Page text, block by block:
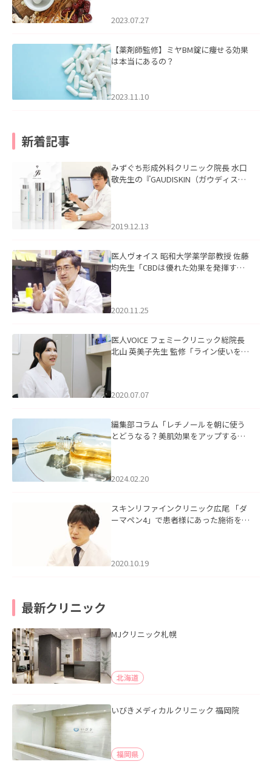
2023.07.27
【薬剤師監修】ミヤBM錠に痩せる効果
は本当にあるの？
2023.11.10
新着記事
みずぐち形成外科クリニック院長 水口
敬先生の『GAUDISKIN（ガウディスキ
2019.12.13
医人ヴォイス 昭和大学薬学部教授 佐藤
均先生「CBDは優れた効果を発揮する
た。
2020.11.25
医人VOICE フェミークリニック総院長
北山 英美子先生 監修「ライン使いを明
2020.07.07
編集部コラム「レチノールを朝に使う
とどうなる？美肌効果をアップする使
2024.02.20
スキンリファインクリニック広尾 「ダ
ーマペン4」で患者様にあった施術をご
2020.10.19
最新クリニック
MJクリニック札幌
北海道
いびきメディカルクリニック 福岡院
福岡県